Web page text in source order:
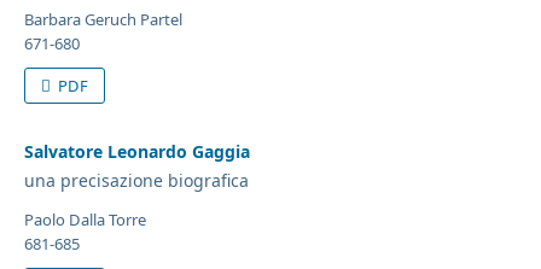
Barbara Geruch Partel
671-680
PDF
Salvatore Leonardo Gaggia
una precisazione biografica
Paolo Dalla Torre
681-685